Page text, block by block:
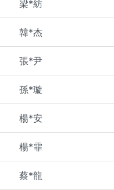
梁*紡
韓*杰
張*尹
孫*璇
楊*安
楊*霏
蔡*龍